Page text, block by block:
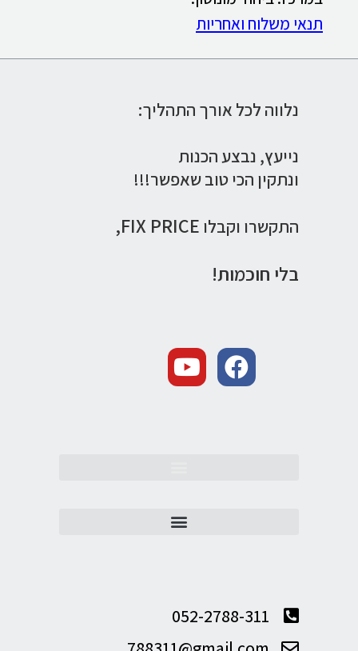
תנאי משלוח ואחריות
נלווה לכל אורך התהליך:
נייעץ, נבצע הכנות
ונתקין הכי טוב שאפשר!!!
התקשרו וקבלו FIX PRICE,
בלי חוכמות!
052-2788-311